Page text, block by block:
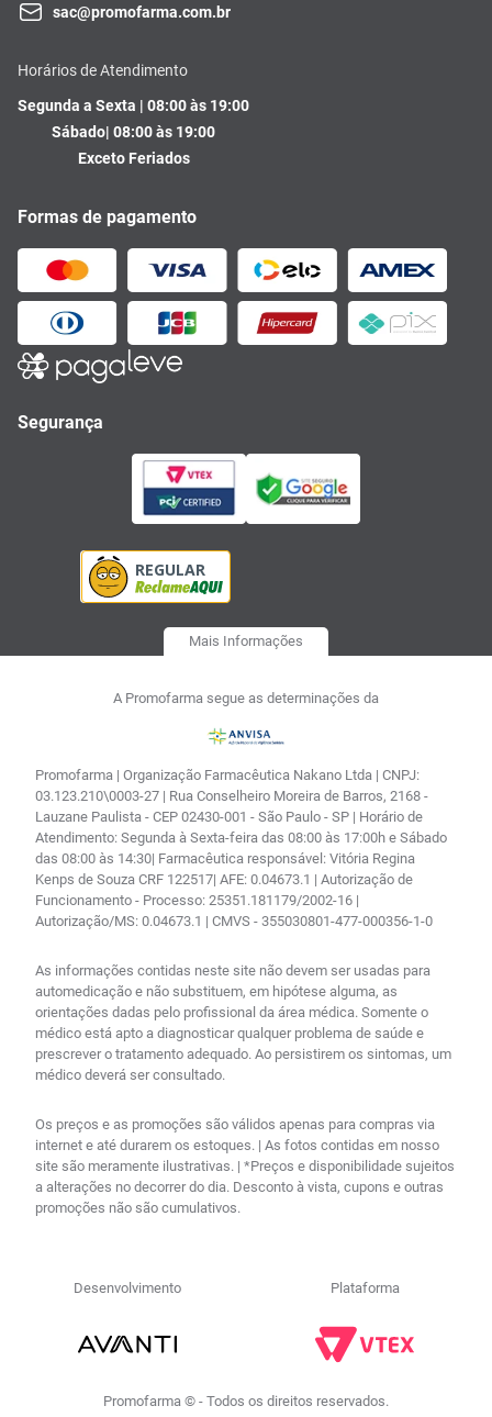
sac@promofarma.com.br
Horários de Atendimento
Segunda a Sexta | 08:00 às 19:00
Sábado| 08:00 às 19:00
Exceto Feriados
Formas de pagamento
Segurança
Mais Informações
A Promofarma segue as determinações da
Promofarma | Organização Farmacêutica Nakano Ltda | CNPJ:
03.123.210\0003-27 | Rua Conselheiro Moreira de Barros, 2168 -
Lauzane Paulista - CEP 02430-001 - São Paulo - SP | Horário de
Atendimento: Segunda à Sexta-feira das 08:00 às 17:00h e Sábado
das 08:00 às 14:30| Farmacêutica responsável: Vitória Regina
Kenps de Souza CRF 122517| AFE: 0.04673.1 | Autorização de
Funcionamento - Processo: 25351.181179/2002-16 |
Autorização/MS: 0.04673.1 | CMVS - 355030801-477-000356-1-0
As informações contidas neste site não devem ser usadas para
automedicação e não substituem, em hipótese alguma, as
orientações dadas pelo profissional da área médica. Somente o
médico está apto a diagnosticar qualquer problema de saúde e
prescrever o tratamento adequado. Ao persistirem os sintomas, um
médico deverá ser consultado.
Os preços e as promoções são válidos apenas para compras via
internet e até durarem os estoques. | As fotos contidas em nosso
site são meramente ilustrativas. | *Preços e disponibilidade sujeitos
a alterações no decorrer do dia. Desconto à vista, cupons e outras
promoções não são cumulativos.
Desenvolvimento Plataforma
Promofarma © - Todos os direitos reservados.